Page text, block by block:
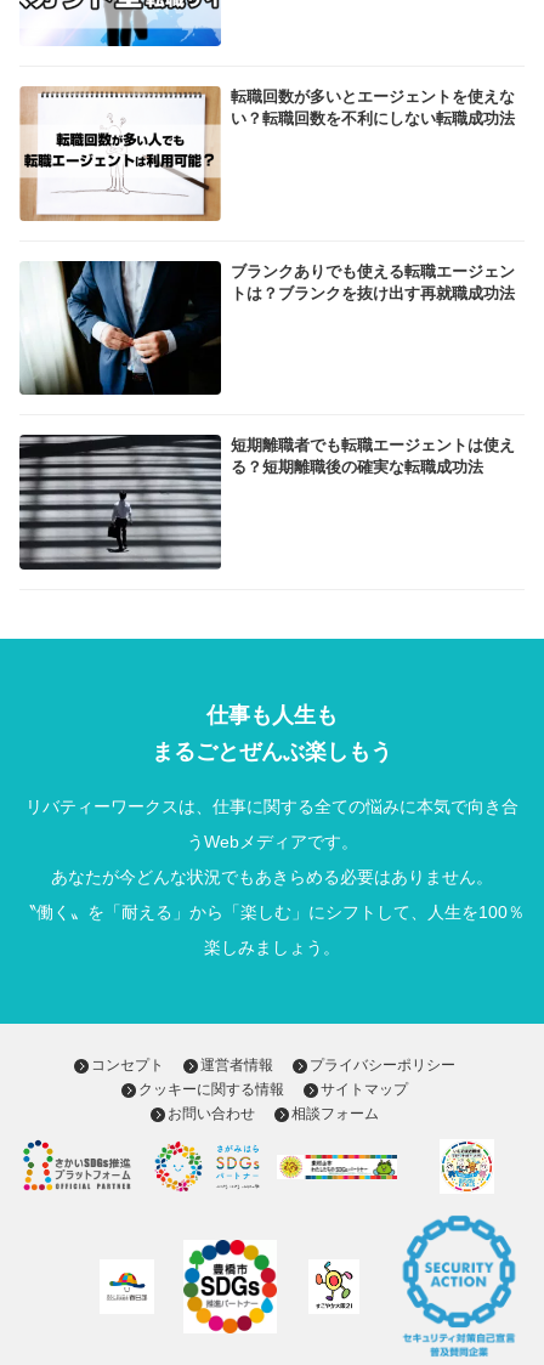
転職回数が多いとエージェントを使えな
い？転職回数を不利にしない転職成功法
ブランクありでも使える転職エージェン
トは？ブランクを抜け出す再就職成功法
短期離職者でも転職エージェントは使え
る？短期離職後の確実な転職成功法
仕事も人生も
まるごとぜんぶ楽しもう
リバティーワークスは、仕事に関する全ての悩みに本気で向き合
うWebメディアです。
あなたが今どんな状況でもあきらめる必要はありません。
〝働く〟を「耐える」から「楽しむ」にシフトして、人生を100％
楽しみましょう。
コンセプト 運営者情報
プライバシーポリシー
クッキーに関する情報
サイトマップ
お問い合わせ
相談フォーム